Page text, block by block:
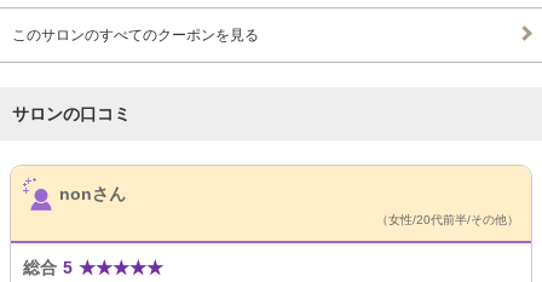
このサロンのすべてのクーポンを見る
サロンの口コミ
サロンPick Up
nonさん
（女性/20代前半/その他）
総合 5 ★★★★★